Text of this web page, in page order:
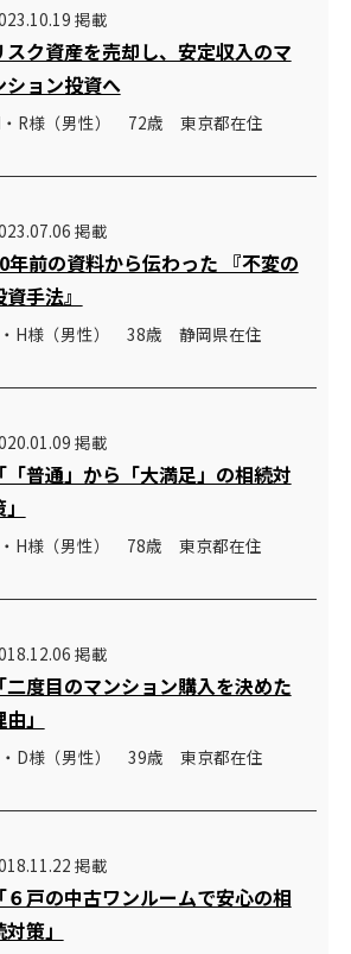
掲載
スク資産を売却し、安定収入のマ
ション投資へ
・R様（男性） 72歳 東京都在住
掲載
年前の資料から伝わった 『不変の
資手法』
H様（男性） 38歳 静岡県在住
掲載
「「普通」から「大満足」の相続対
H様（男性） 78歳 東京都在住
掲載
「二度目のマンション購入を決めた
」
D様（男性） 39歳 東京都在住
掲載
「６戸の中古ワンルームで安心の相
策」